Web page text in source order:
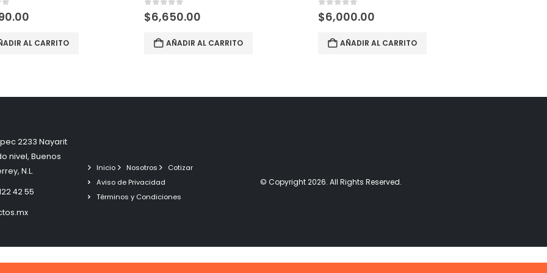
5
AL CARRITO
0 out of 5
$6,650.00
AÑADIR AL CARRITO
0 out of 5
$6,000.00
AÑADIR AL CARRITO
2233 Nayarit
nivel, Buenos
N.L.
42 55
Inicio Nosotros
Cotizar
Aviso de Privacidad
Términos y Condiciones
© Copyright 2026. All Rights Reserved.